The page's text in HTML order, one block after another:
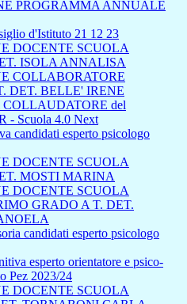
PROGRAMMA ANNUALE
d'Istituto 21 12 23
DOCENTE SCUOLA
ISOLA ANNALISA
COLLABORATORE
DET. BELLE' IRENE
COLLAUDATORE del
- Scuola 4.0 Next
candidati esperto psicologo
DOCENTE SCUOLA
MOSTI MARINA
DOCENTE SCUOLA
GRADO A T. DET.
candidati esperto psicologo
esperto orientatore e psico-
Pez 2023/24
DOCENTE SCUOLA